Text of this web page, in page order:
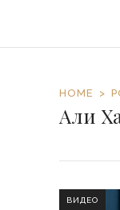
HOME
Али
ВИДЕО